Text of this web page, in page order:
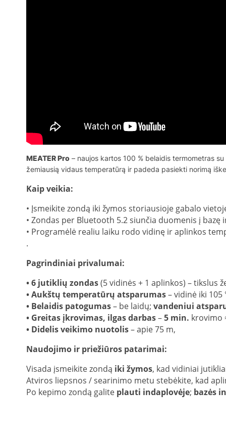
MEATER Pro – naujos kartos 100 % belaidis termometras
žemiausią vidaus temperatūrą ir padeda pasiekti norimą
Kaip veikia:
• Įsmeikite zondą iki žymos storiausioje gabalo
• Zondas per Bluetooth 5.2 siunčia duomenis į bazę
• Programėlė realiu laiku rodo vidinę ir aplinkos
.
Pagrindiniai privalumai:
• 6 jutiklių zondas(5 vidinės + 1 aplinkos) – tikslus
• Aukštų temperatūrų atsparumas– vidinė iki 105
• Belaidis patogumas– be laidų; vandeniui
• Greitas įkrovimas, ilgas darbas–5 min. krovimo
• Didelis veikimo nuotolis– apie 75 m,
Naudojimo ir priežiūros patarimai:
Visada įsmeikite zondą iki žymos, kad vidiniai
Atviros liepsnos / searinimo metu stebėkite, kad
Po kepimo zondą galite plauti indaplovėje; bazės